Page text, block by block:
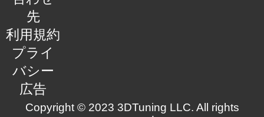
先
利用規約
プライ
バシー
広告
Copyright © 2023 3DTuning LLC. All rights